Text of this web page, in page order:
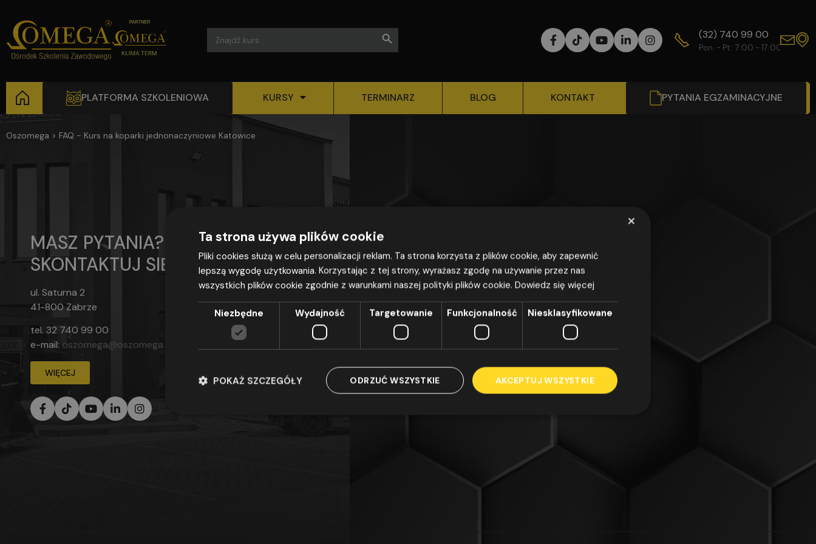
Search
for:
Search Button
(32) 740 99 00
Pon. - Pt.: 7:00 - 17:00
PLATFORMA SZKOLENIOWA KURSY TERMINARZ BLOG KONTAKT PYTANIA EGZAMINACYJNE
Oszomega > FAQ - Kurs na koparki jednonaczyniowe Katowice
MASZ PYTANIA?
SKONTAKTUJ SIĘ
ul. Saturna 2
41-800 Zabrze
tel. 32 740 99 00
e-mail: oszomega@oszomega.pl
WIĘCEJ
×
Ta strona używa plików cookie
Pliki cookies służą w celu personalizacji reklam. Ta strona korzysta z plików cookie, aby zapewnić
lepszą wygodę użytkowania. Korzystając z tej strony, wyrażasz zgodę na używanie przez nas
wszystkich plików cookie zgodnie z warunkami naszej polityki plików cookie. Dowiedz się więcej
Niezbędne Wydajność Targetowanie Funkcjonalność Niesklasyfikowane
AKCEPTUJ WSZYSTKIE
ODRZUĆ WSZYSTKIE
POKAŻ SZCZEGÓŁY